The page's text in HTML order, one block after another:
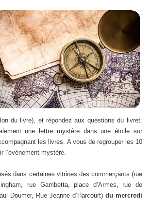
du livre), et répondez aux questions du livret.
une lettre mystère dans une étoile sur
les livres. A vous de regrouper les 10
l’événement mystère.
dans certaines vitrines des commerçants (rue
rue Gambetta, place d’Armes, rue de
Doumer, Rue Jeanne d’Harcourt) du mercredi